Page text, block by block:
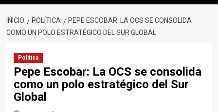
INICIO POLÍTICA
PEPE ESCOBAR: LA OCS SE CONSOLIDA
COMO UN POLO ESTRATÉGICO DEL SUR GLOBAL
Política
Pepe Escobar: La OCS se consolida
como un polo estratégico del Sur
Global